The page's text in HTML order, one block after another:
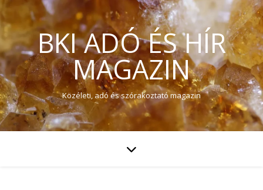
BKI ADÓ ÉS HÍR
MAGAZIN
Közéleti, adó és szórakoztató magazin